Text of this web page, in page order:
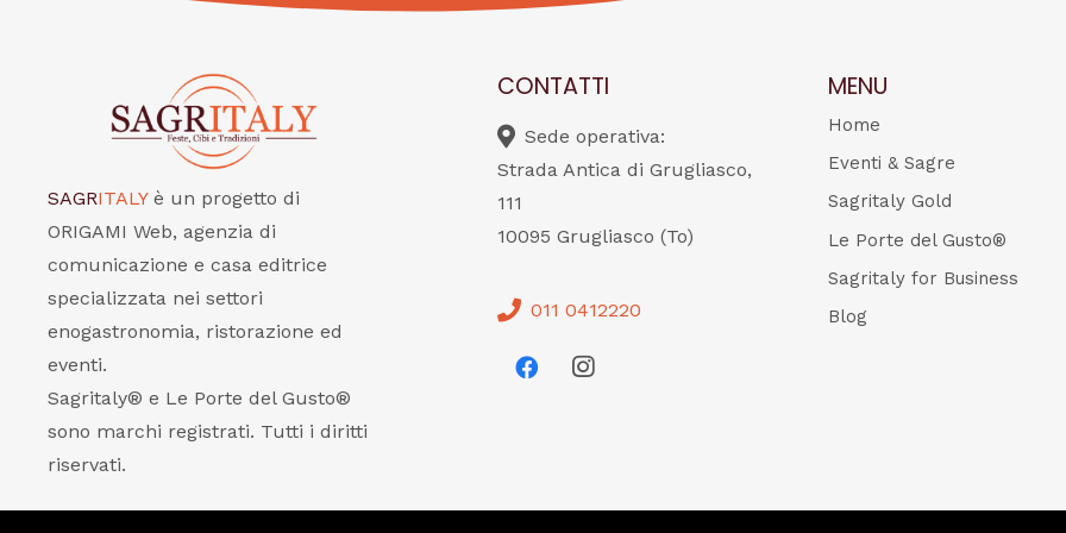
SAGRITALY è un progetto di
ORIGAMI Web, agenzia di
comunicazione e casa editrice
specializzata nei settori
enogastronomia, ristorazione ed
eventi.
Sagritaly® e Le Porte del Gusto®
sono marchi registrati. Tutti i diritti
riservati.
CONTATTI
Sede operativa:
Strada Antica di Grugliasco,
111
10095 Grugliasco (To)
011 0412220
MENU
Home
Eventi & Sagre
Sagritaly Gold
Le Porte del Gusto®
Sagritaly for Business
Blog